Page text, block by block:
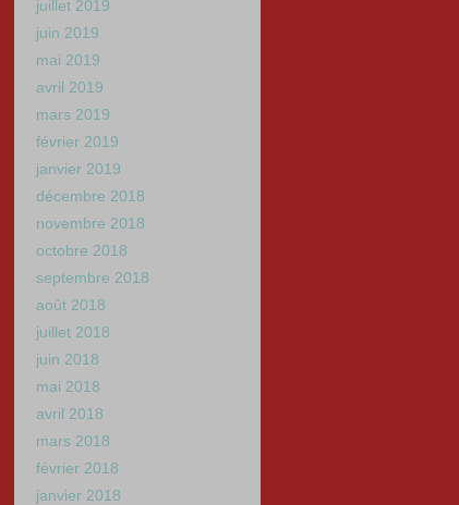
juillet 2019
juin 2019
mai 2019
avril 2019
mars 2019
février 2019
janvier 2019
décembre 2018
novembre 2018
octobre 2018
septembre 2018
août 2018
juillet 2018
juin 2018
mai 2018
avril 2018
mars 2018
février 2018
janvier 2018